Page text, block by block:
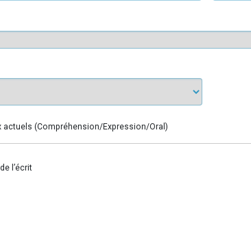
actuels (Compréhension/Expression/Oral)
l’écrit